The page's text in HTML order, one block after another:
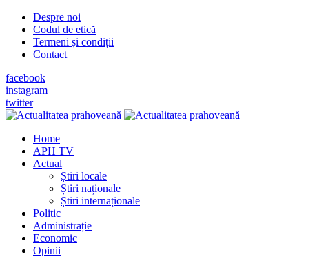
Despre noi
Codul de etică
Termeni și condiții
Contact
facebook
instagram
twitter
Home
APH TV
Actual
Știri locale
Știri naționale
Știri internaționale
Politic
Administrație
Economic
Opinii